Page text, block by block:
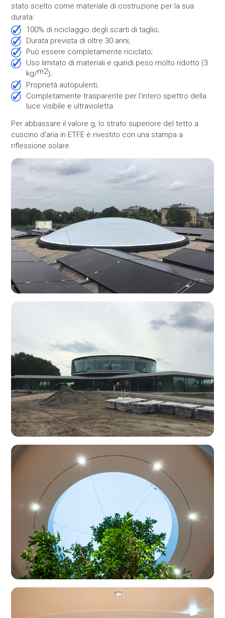
stato scelto come materiale di costruzione per la sua
durata:
100% di riciclaggio degli scarti di taglio;
durata prevista di oltre 30 anni;
può essere completamente riciclato;
uso limitato di materiali e quindi peso molto ridotto (3
kg/m2);
proprietà autopulenti;
Completamente trasparente per l'intero spettro della
luce visibile e ultravioletta.
Per abbassare il valore g, lo strato superiore del tetto a
cuscino d'aria in ETFE è rivestito con una stampa a
riflessione solare.